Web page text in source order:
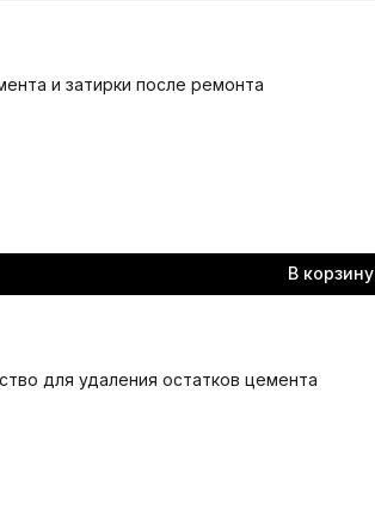
и затирки после ремонта
В корзину
для удаления остатков цемента